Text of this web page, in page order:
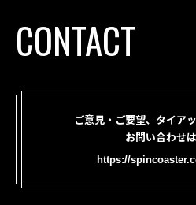
CONTACT
ご意見・ご要望、タイア
お問い合わせ
https://